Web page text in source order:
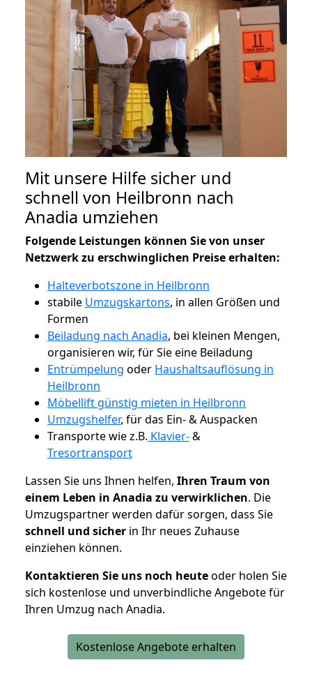
Mit unsere Hilfe sicher und
schnell von Heilbronn nach
Anadia umziehen
Folgende Leistungen können Sie von unser
Netzwerk zu erschwinglichen Preise erhalten:
Halteverbotszone in Heilbronn
stabile Umzugskartons, in allen Größen und
Formen
Beiladung nach Anadia, bei kleinen Mengen,
organisieren wir, für Sie eine Beiladung
Entrümpelung oder Haushaltsauflösung in
Heilbronn
Möbellift günstig mieten in Heilbronn
Umzugshelfer, für das Ein- & Auspacken
Transporte wie z.B. Klavier-&
Tresortransport
Lassen Sie uns Ihnen helfen, Ihren Traum von
einem Leben in Anadia zu verwirklichen. Die
Umzugspartner werden dafür sorgen, dass Sie
schnell und sicher in Ihr neues Zuhause
einziehen können.
Kontaktieren Sie uns noch heuteoder holen Sie
sich kostenlose und unverbindliche Angebote für
Ihren Umzug nach Anadia.
Kostenlose Angebote erhalten